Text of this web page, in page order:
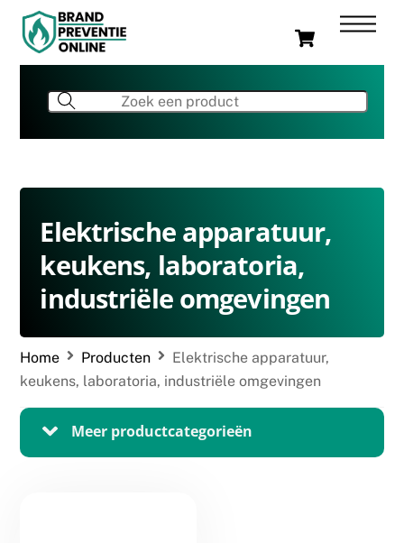
Skip
content
Cart
Elektrische apparatuur,
keukens, laboratoria,
industriële omgevingen
Home Producten
Elektrische apparatuur,
keukens, laboratoria, industriële omgevingen
Meer productcategorieën